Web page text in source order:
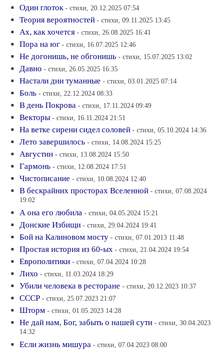
Один глоток - стихи, 20.12.2025 07:54
Теория вероятностей - стихи, 09.11.2025 13:45
Ах, как хочется - стихи, 26.08.2025 16:41
Пора на юг - стихи, 16.07.2025 12:46
Не догонишь, не обгонишь - стихи, 15.07.2025 13:02
Давно - стихи, 26.05.2025 16:35
Настали дни туманные - стихи, 03.01.2025 07:14
Боль - стихи, 22.12.2024 08:33
В день Покрова - стихи, 17.11.2024 09:49
Векторы - стихи, 16.11.2024 21:51
На ветке сирени сидел соловей - стихи, 05.10.2024 14:36
Лето завершилось - стихи, 14.08.2024 15:25
Августин - стихи, 13.08.2024 15:50
Гармонь - стихи, 12.08.2024 17:51
Чистописание - стихи, 10.08.2024 12:40
В бескрайних просторах Вселенной - стихи, 07.08.2024
19:02
А она его любила - стихи, 04.05.2024 15:21
Донские Избищи - стихи, 29.04.2024 19:41
Бой на Калиновом мосту - стихи, 07.01.2013 11:48
Простая история из 60-ых - стихи, 21.04.2024 19:54
Европолитики - стихи, 07.04.2024 10:28
Лихо - стихи, 11.03.2024 18:29
Убили человека в ресторане - стихи, 20.12.2023 10:37
СССР - стихи, 25.07.2023 21:07
Шторм - стихи, 01.05.2023 14:28
Не дай нам, Бог, забыть о нашей сути - стихи, 30.04.2023
14:32
Если жизнь мишура - стихи, 07.04.2023 08:00